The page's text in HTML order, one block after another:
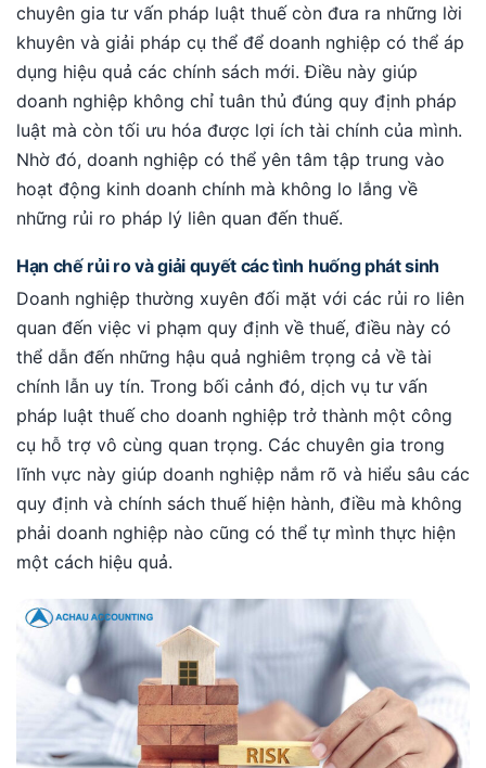
chuyên gia tư vấn pháp luật thuế còn đưa ra những lời
khuyên và giải pháp cụ thể để doanh nghiệp có thể áp
dụng hiệu quả các chính sách mới. Điều này giúp
doanh nghiệp không chỉ tuân thủ đúng quy định pháp
luật mà còn tối ưu hóa được lợi ích tài chính của mình.
Nhờ đó, doanh nghiệp có thể yên tâm tập trung vào
hoạt động kinh doanh chính mà không lo lắng về
những rủi ro pháp lý liên quan đến thuế.
Hạn chế rủi ro và giải quyết các tình huống phát sinh
Doanh nghiệp thường xuyên đối mặt với các rủi ro liên
quan đến việc vi phạm quy định về thuế, điều này có
thể dẫn đến những hậu quả nghiêm trọng cả về tài
chính lẫn uy tín. Trong bối cảnh đó, dịch vụ tư vấn
pháp luật thuế cho doanh nghiệp trở thành một công
cụ hỗ trợ vô cùng quan trọng. Các chuyên gia trong
lĩnh vực này giúp doanh nghiệp nắm rõ và hiểu sâu các
quy định và chính sách thuế hiện hành, điều mà không
phải doanh nghiệp nào cũng có thể tự mình thực hiện
một cách hiệu quả.